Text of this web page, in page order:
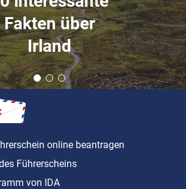
Fakten über
Irland
online beantragen
Führerscheins
von IDA